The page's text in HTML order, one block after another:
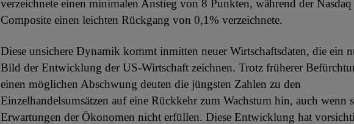
verzeichnete einen minimalen Anstieg von 8 Punkten, während der Nasdaq
Composite einen leichten Rückgang von 0,1% verzeichnete.
Diese unsichere Dynamik kommt inmitten neuer Wirtschaftsdaten, die ein
Bild der Entwicklung der US-Wirtschaft zeichnen. Trotz früherer
einen möglichen Abschwung deuten die jüngsten Zahlen zu den
Einzelhandelsumsätzen auf eine Rückkehr zum Wachstum hin, auch wenn
Erwartungen der Ökonomen nicht erfüllen. Diese Entwicklung hat